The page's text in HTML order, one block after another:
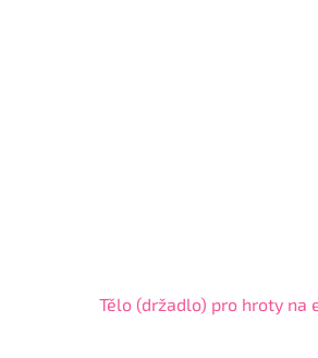
Tělo (držadlo) pro hroty na